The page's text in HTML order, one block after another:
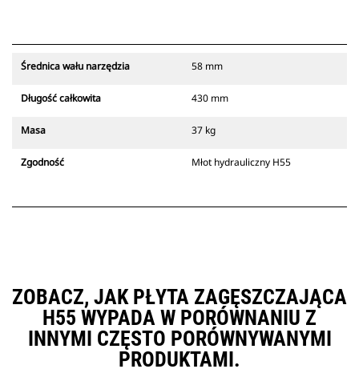
Średnica wału narzędzia 58 mm
Długość całkowita 430 mm
Masa 37 kg
Zgodność Młot hydrauliczny H55
ZOBACZ, JAK PŁYTA ZAGĘSZCZAJĄCA
H55 WYPADA W PORÓWNANIU Z
INNYMI CZĘSTO PORÓWNYWANYMI
PRODUKTAMI.